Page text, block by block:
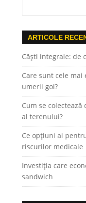
ARTICOLE
Căști integrale: de
Care sunt cele
umerii goi?
Cum se
al terenului?
Ce opțiuni ai
riscurilor medicale
Investiția care
sandwich